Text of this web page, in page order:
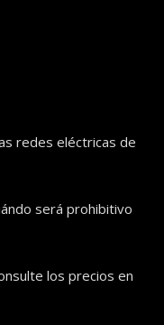
redes eléctricas de
será prohibitivo
los precios en